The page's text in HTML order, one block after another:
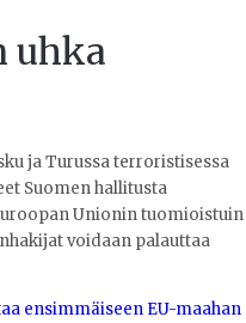
uhka
ja Turussa terroristisessa
Suomen hallitusta
Unionin tuomioistuin
voidaan palauttaa
ensimmäiseen EU-maahan